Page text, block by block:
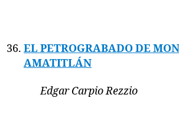
EL PETROGRABADO DE
AMATITLÁN
Edgar Carpio Rezzio